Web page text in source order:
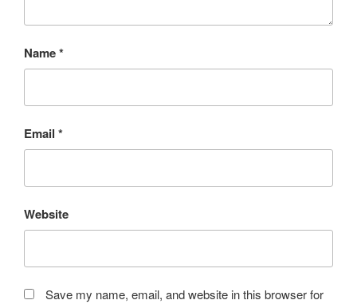
Name*
Email *
Website
Save my name, email, and website in this browser for